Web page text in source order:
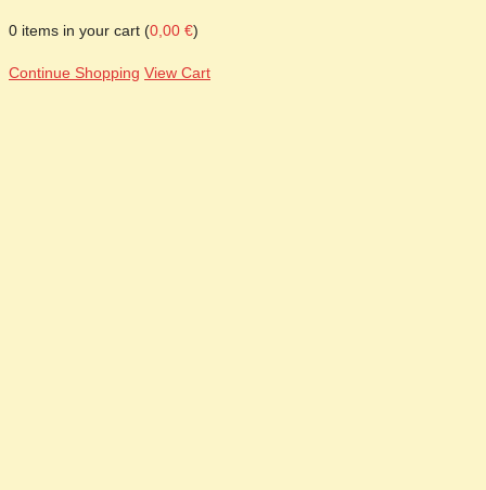
0 items in your cart (0,00 €)
Continue Shopping View Cart